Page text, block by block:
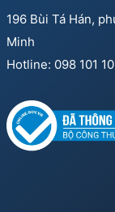
196 Bùi Tá Hán,
Minh
Hotline: 098 101